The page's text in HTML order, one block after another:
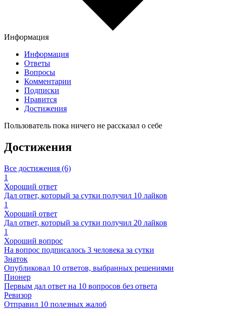
Информация
Информация
Ответы
Вопросы
Комментарии
Подписки
Нравится
Достижения
Пользователь пока ничего не рассказал о себе
Достижения
Все достижения (6)
1
Хороший ответ
Дал ответ, который за сутки получил 10 лайков
1
Хороший ответ
Дал ответ, который за сутки получил 20 лайков
1
Хороший вопрос
На вопрос подписалось 3 человека за сутки
Знаток
Опубликовал 10 ответов, выбранных решениями
Пионер
Первым дал ответ на 10 вопросов без ответа
Ревизор
Отправил 10 полезных жалоб